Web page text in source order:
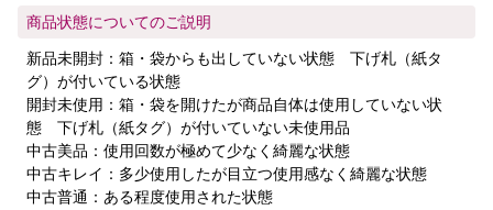
商品状態についてのご説明
新品未開封：箱・袋からも出していない状態 下げ札（紙タ
グ）が付いている状態
開封未使用：箱・袋を開けたが商品自体は使用していない状
態 下げ札（紙タグ）が付いていない未使用品
中古美品：使用回数が極めて少なく綺麗な状態
中古キレイ：多少使用したが目立つ使用感なく綺麗な状態
中古普通：ある程度使用された状態